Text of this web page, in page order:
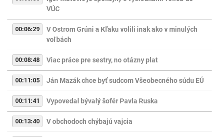
VÚC
00:06:29
V Ostrom Grúni a Kľaku volili inak ako v minulých
voľbách
00:08:48 Viac práce pre sestry, no otázny plat
00:11:05 Ján Mazák chce byť sudcom Všeobecného súdu EÚ
00:11:41 Vypovedal bývalý šofér Pavla Ruska
00:13:40 V obchodoch chýbajú vajcia